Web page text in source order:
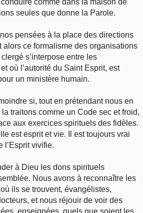
conduire comme dans la maison de
seules que donne la Parole.
pensées à la place des directions
alors ce formalisme des organisations
s’interpose entre les
où l’autorité du Saint Esprit, est
un ministère humain.
si, tout en prétendant nous en
traitons comme un Code sec et froid,
aux exercices spirituels des fidèles.
est esprit et vie. Il est toujours vrai
l’Esprit vivifie.
à Dieu les dons spirituels
Nous avons à reconnaître les
ils se trouvent, évangélistes,
et nous réjouir de voir des
enseignées, quels que soient les